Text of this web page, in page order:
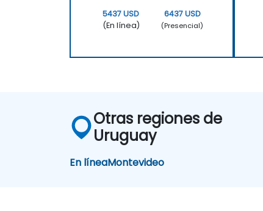
5437 USD
(En línea)
6437 USD
(Presencial)
Otras regiones de
Uruguay
En líneaMontevideo